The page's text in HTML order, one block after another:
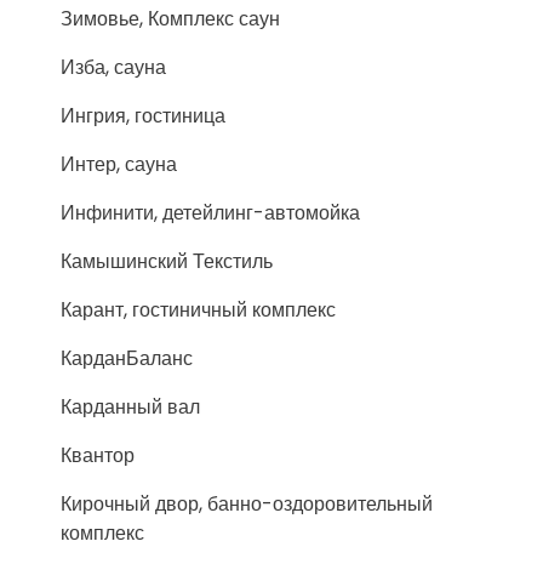
Зимовье, Комплекс саун
Изба, сауна
Ингрия, гостиница
Интер, сауна
Инфинити, детейлинг-автомойка
Камышинский Текстиль
Карант, гостиничный комплекс
КарданБаланс
Карданный вал
Квантор
Кирочный двор, банно-оздоровительный
комплекс